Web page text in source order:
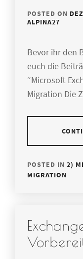
POSTED ON
ALPINA27
Bevor ihr den
euch die
“Microsoft
Migration Die
POSTED IN 2)
MIGRATION